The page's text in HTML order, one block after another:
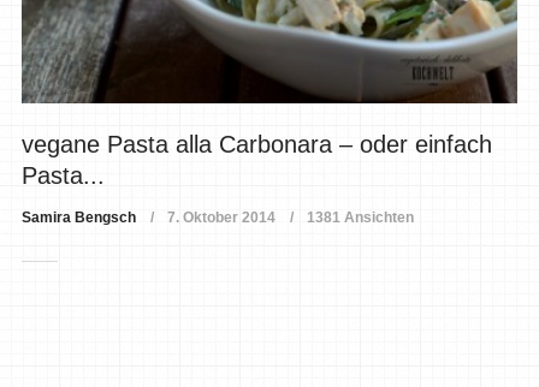
vegane Pasta alla Carbonara – oder einfach
Pasta...
Samira Bengsch 7. Oktober 2014 1381 Ansichten